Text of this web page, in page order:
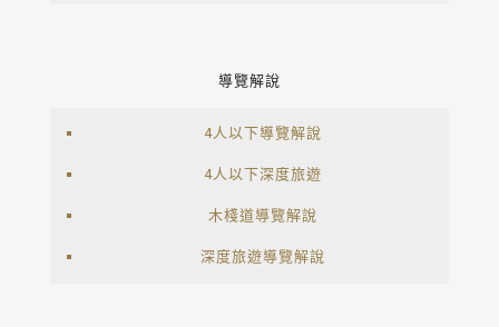
導覽解說
4人以下導覽解說
4人以下深度旅遊
木棧道導覽解說
深度旅遊導覽解說